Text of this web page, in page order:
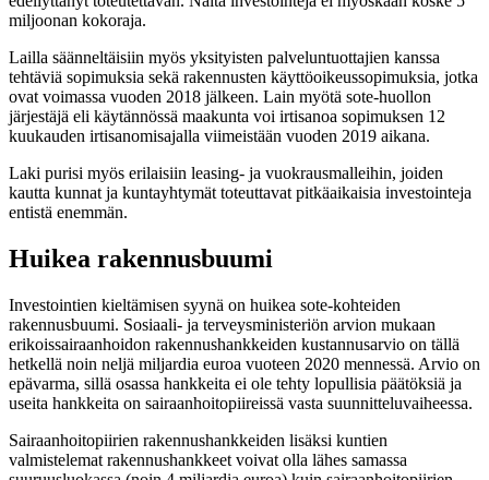
miljoonan kokoraja.
Lailla säänneltäisiin myös yksityisten palveluntuottajien kanssa
tehtäviä sopimuksia sekä rakennusten käyttöoikeussopimuksia, jotka
ovat voimassa vuoden 2018 jälkeen. Lain myötä sote-huollon
järjestäjä eli käytännössä maakunta voi irtisanoa sopimuksen 12
kuukauden irtisanomisajalla viimeistään vuoden 2019 aikana.
Laki purisi myös erilaisiin leasing- ja vuokrausmalleihin, joiden
kautta kunnat ja kuntayhtymät toteuttavat pitkäaikaisia investointeja
entistä enemmän.
Huikea rakennusbuumi
Investointien kieltämisen syynä on huikea sote-kohteiden
rakennusbuumi. Sosiaali- ja terveysministeriön arvion mukaan
erikoissairaanhoidon rakennushankkeiden kustannusarvio on tällä
hetkellä noin neljä miljardia euroa vuoteen 2020 mennessä. Arvio on
epävarma, sillä osassa hankkeita ei ole tehty lopullisia päätöksiä ja
useita hankkeita on sairaanhoitopiireissä vasta suunnitteluvaiheessa.
Sairaanhoitopiirien rakennushankkeiden lisäksi kuntien
valmistelemat rakennushankkeet voivat olla lähes samassa